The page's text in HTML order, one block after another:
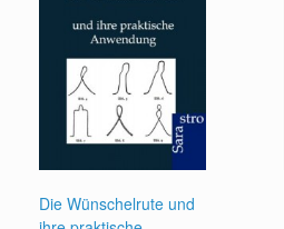
Die Wünschelrute und